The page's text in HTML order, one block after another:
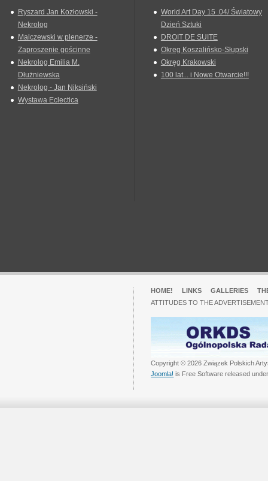
Ryszard Jan Kozłowski -
Nekrolog
Malczewski w plenerze -
Zaproszenie gościnne
Nekrolog Emilia M.
Dłużniewska
Nekrolog - Jan Niksiński
Wystawa Eclectica
World Art Day 15 .04/ Światowy
Dzień Sztuki
DROIT DE SUITE
Okreg Koszalińsko-Słupski
Okręg Krakowski
100 lat... i Nowe Otwarcie!!!
HOME! LINKS GALLERIES
ATTITUDES TO THE
Copyright © 2026 Związek Polskich
Joomla! is Free Software released